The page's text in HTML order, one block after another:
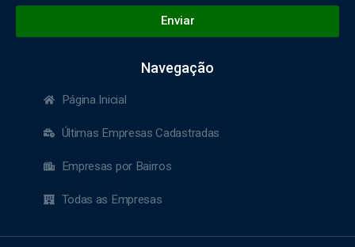
Enviar
Navegação
Página Inicial
Últimas Empresas Cadastradas
Empresas por Bairros
Todas as Empresas